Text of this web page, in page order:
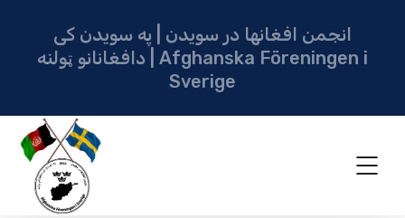
انجمن افغانها در سویدن | په سویدن کی
دافغانانو ټولنه | Afghanska Föreningen i
Sverige